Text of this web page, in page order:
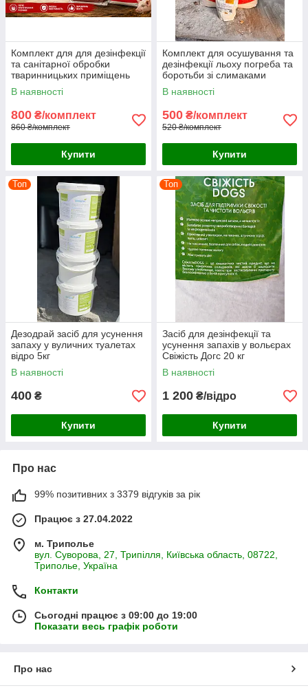
Комплект для для дезінфекції
та санітарної обробки
тваринницьких приміщень
Кліносан + Йодоклин
В наявності
800 ₴/комплект
860 ₴/комплект
Купити
Комплект для осушування та
дезінфекції льоху погреба та
боротьби зі слимаками
Кліносан 10кг/Антислім 100г
В наявності
500 ₴/комплект
520 ₴/комплект
Купити
Топ
Дезодрай засіб для усунення
запаху у вуличних туалетах
відро 5кг
В наявності
400 ₴
Купити
Топ
Засіб для дезінфекції та
усунення запахів у вольєрах
Свіжість Догс 20 кг
В наявності
1 200 ₴/відро
Купити
Про нас
99% позитивних з 3379 відгуків за рік
Працює з 27.04.2022
м. Триполье
вул. Суворова, 27, Трипілля, Київська область, 08722,
Триполье, Україна
Контакти
Сьогодні працює з 09:00 до 19:00
Показати весь графік роботи
Про нас